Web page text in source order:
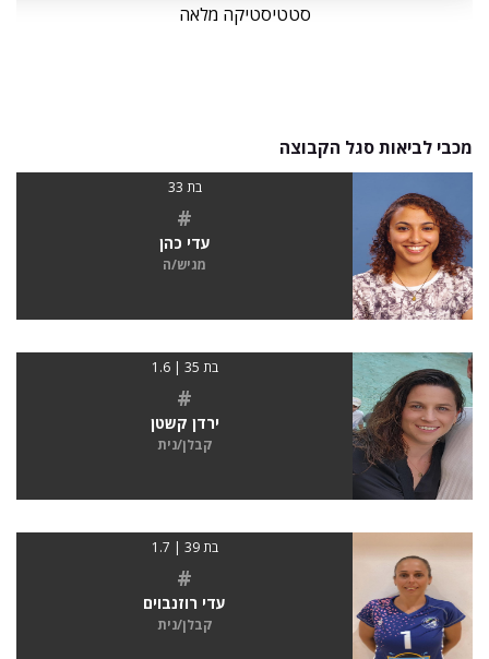
סטטיסטיקה מלאה
מכבי לביאות סגל הקבוצה
בת 33
#
עדי כהן
מגיש/ה
בת 35 | 1.6
#
ירדן קשטן
קבלן/נית
בת 39 | 1.7
#
עדי רוזנבוים
קבלן/נית